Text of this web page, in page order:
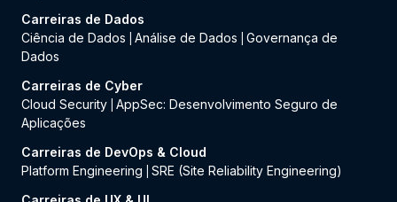
Carreiras de Dados
Ciência de Dados
Análise de Dados
Governança de
Dados
Carreiras de Cyber
Cloud Security AppSec: Desenvolvimento Seguro de
Aplicações
Carreiras de DevOps & Cloud
Platform Engineering
SRE (Site Reliability Engineering)